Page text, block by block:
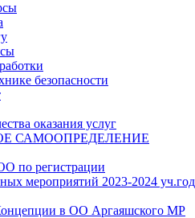
безопасности
оказания услуг
САМООПРЕДЕЛЕНИЕ
по регистрации
мероприятий 2023-2024 уч.год
в ОО Аргаяшского МР